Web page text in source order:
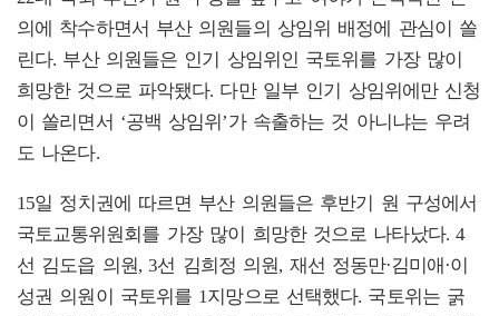
의에 착수하면서 부산 의원들의 상임위 배정에 관심이 쏠
린다. 부산 의원들은 인기 상임위인 국토위를 가장 많이
희망한 것으로 파악됐다. 다만 일부 인기 상임위에만 신청
이 쏠리면서 ‘공백 상임위’가 속출하는 것 아니냐는 우려
도 나온다.
15일 정치권에 따르면 부산 의원들은 후반기 원 구성에서
국토교통위원회를 가장 많이 희망한 것으로 나타났다. 4
선 김도읍 의원, 3선 김희정 의원, 재선 정동만·김미애·이
성권 의원이 국토위를 1지망으로 선택했다. 국토위는 굵